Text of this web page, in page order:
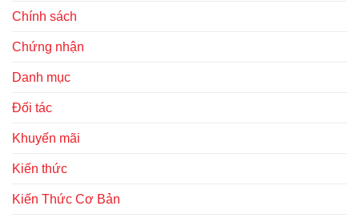
Chính sách
Chứng nhận
Danh mục
Đối tác
Khuyến mãi
Kiến thức
Kiến Thức Cơ Bản